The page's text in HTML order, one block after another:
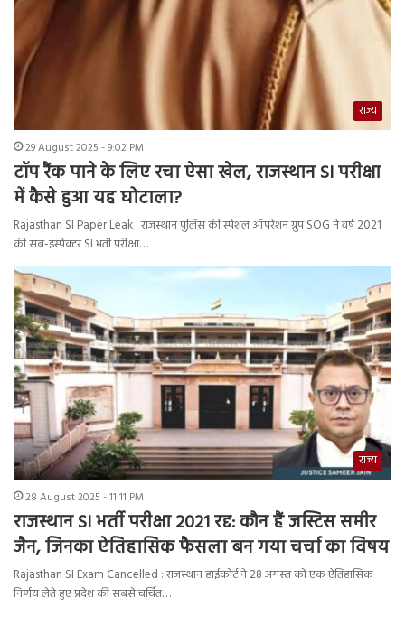
राज्य
29 August 2025 - 9:02 PM
टॉप रैंक पाने के लिए रचा ऐसा खेल, राजस्थान SI परीक्षा
में कैसे हुआ यह घोटाला?
Rajasthan SI Paper Leak : राजस्थान पुलिस की स्पेशल ऑपरेशन ग्रुप SOG ने वर्ष 2021
की सब-इंस्पेक्टर SI भर्ती परीक्षा…
राज्य
28 August 2025 - 11:11 PM
राजस्थान SI भर्ती परीक्षा 2021 रद्द: कौन हैं जस्टिस समीर
जैन, जिनका ऐतिहासिक फैसला बन गया चर्चा का विषय
Rajasthan SI Exam Cancelled : राजस्थान हाईकोर्ट ने 28 अगस्त को एक ऐतिहासिक
निर्णय लेते हुए प्रदेश की सबसे चर्चित…